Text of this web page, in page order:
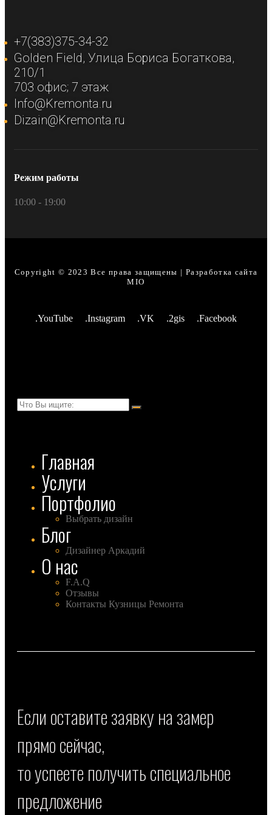
+7(383)375-34-32
Golden Field​, Улица Бориса Богаткова,
210/1​
703 офис; 7 этаж​
Info@Kremonta.ru
Dizain@Kremonta.ru
Режим работы
10:00 - 19:00
Copyright © 2023 Все права защищены | Разработка сайта
MIO
.YouTube .Instagram .VK .2gis .Facebook
Главная
Услуги
Портфолио
Выбрать дизайн
Блог
Дизайнер Аркадий
О нас
F.A.Q
Отзывы
Контакты Кузницы Ремонта
Если оставите заявку на замер
прямо сейчас,
то успеете получить специальное
предложение